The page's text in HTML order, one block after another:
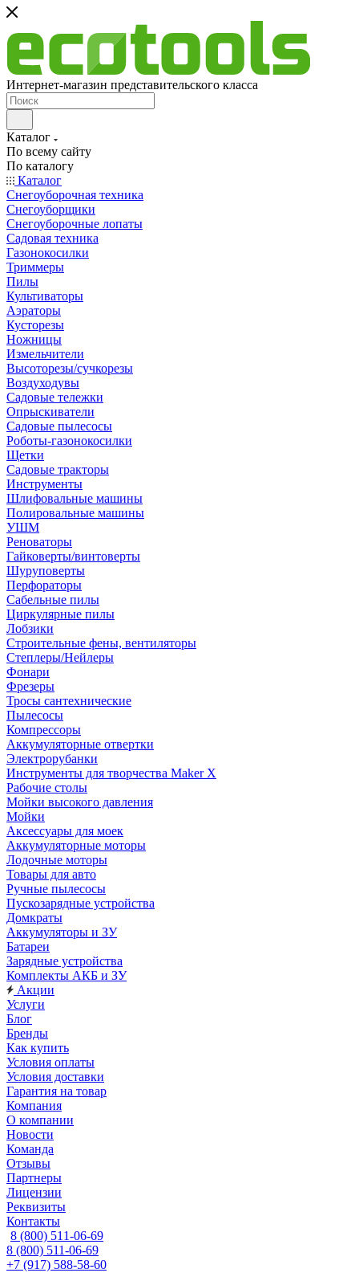
Интернет-магазин представительского класса
Каталог
По всему сайту
По каталогу
Каталог
Снегоуборочная техника
Снегоуборщики
Снегоуборочные лопаты
Садовая техника
Газонокосилки
Триммеры
Пилы
Культиваторы
Аэраторы
Кусторезы
Ножницы
Измельчители
Высоторезы/сучкорезы
Воздуходувы
Садовые тележки
Опрыскиватели
Садовые пылесосы
Роботы-газонокосилки
Щетки
Садовые тракторы
Инструменты
Шлифовальные машины
Полировальные машины
УШМ
Реноваторы
Гайковерты/винтоверты
Шуруповерты
Перфораторы
Сабельные пилы
Циркулярные пилы
Лобзики
Строительные фены, вентиляторы
Степлеры/Нейлеры
Фонари
Фрезеры
Тросы сантехнические
Пылесосы
Компрессоры
Аккумуляторные отвертки
Электрорубанки
Инструменты для творчества Maker X
Рабочие столы
Мойки высокого давления
Мойки
Аксессуары для моек
Аккумуляторные моторы
Лодочные моторы
Товары для авто
Ручные пылесосы
Пускозарядные устройства
Домкраты
Аккумуляторы и ЗУ
Батареи
Зарядные устройства
Комплекты АКБ и ЗУ
Акции
Услуги
Блог
Бренды
Как купить
Условия оплаты
Условия доставки
Гарантия на товар
Компания
О компании
Новости
Команда
Отзывы
Партнеры
Лицензии
Реквизиты
Контакты
8 (800) 511-06-69
8 (800) 511-06-69
+7 (917) 588-58-60